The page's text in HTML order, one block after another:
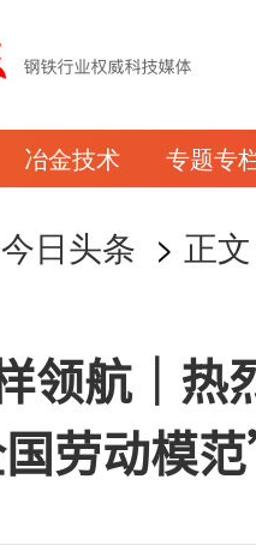
冶金技术 专题专
今日头条 > 正文
领航｜热
劳动模